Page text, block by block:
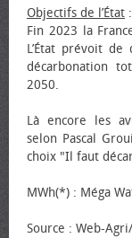
Objectifs de l’État :
Fin 2023 la
L’État prévoit
décarbonation
2050.
Là encore les
selon Pascal
choix "Il faut
MWh(*) : Méga
Source : Web-